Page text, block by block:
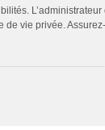
vie privée.